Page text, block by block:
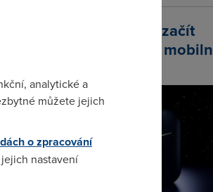
e-
Starlink plánuje začít
prodávat vlastní
analytické a
můžete jejich
o zpracování
nastavení